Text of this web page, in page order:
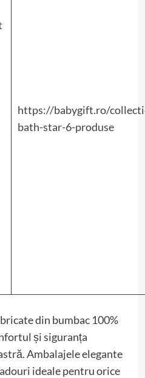
https://babygift.ro/
bath-star-6-produse
din bumbac 100%
și siguranța
Ambalajele elegante
ideale pentru orice